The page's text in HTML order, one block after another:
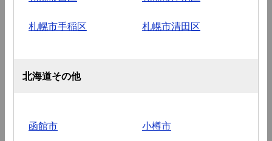
札幌市手稲区 札幌市清田区
北海道その他
函館市 小樽市